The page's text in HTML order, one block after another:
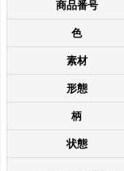
商品番号
色
素材
形態
柄
状態